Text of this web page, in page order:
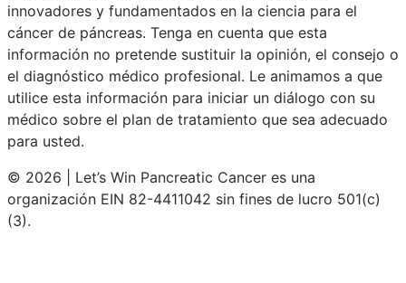
innovadores y fundamentados en la ciencia para el
cáncer de páncreas. Tenga en cuenta que esta
información no pretende sustituir la opinión, el consejo o
el diagnóstico médico profesional. Le animamos a que
utilice esta información para iniciar un diálogo con su
médico sobre el plan de tratamiento que sea adecuado
para usted.
© 2026 | Let’s Win Pancreatic Cancer es una
organización EIN 82-4411042 sin fines de lucro 501(c)
(3).